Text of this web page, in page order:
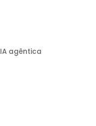
IA agêntica